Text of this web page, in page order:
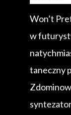
Won’t
w
taneczny